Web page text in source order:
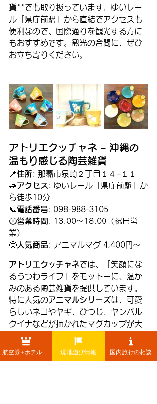
貨**でも取り扱っています。ゆいレー
ル「県庁前駅」から直結でアクセスも
便利なので、国際通りを観光する方に
もおすすめです。観光の合間に、ぜひ
お立ち寄りください。
アトリエクッチャネ – 沖縄の
温もり感じる陶芸雑貨
📍住所: 那覇市泉崎２丁目１４−１１
🚙アクセス : ゆいレール「県庁前駅」か
ら徒歩10分
📞電話番号: 098-988-3105
🕕営業時間 : 13:00～18:00（祝日営
業）
🤩 人気商品: アニマルマグ 4,400円～
アトリエクッチャネでは、「笑顔にな
るうつわライフ」をモットーに、温か
みのある陶芸雑貨を提供しています。
特に人気のアニマルシリーズは、可愛
らしいネコやヤギ、ひつじ、ヤンバル
クイナなどが描かれたマグカップが大
好評！
沖縄の自然や文化を感じるデザイン
現地遊び情報 国内旅行の相談